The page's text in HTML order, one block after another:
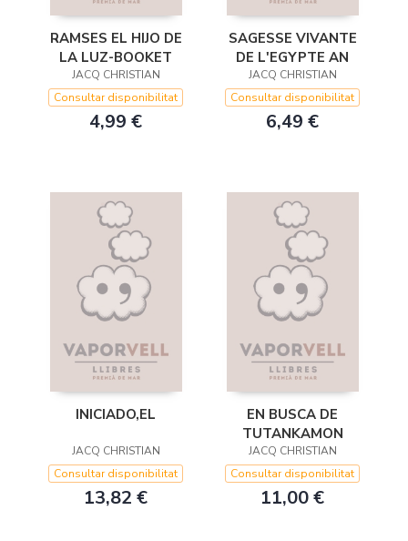
RAMSES EL HIJO DE
LA LUZ-BOOKET
JACQ CHRISTIAN
Consultar disponibilitat
4,99 €
SAGESSE VIVANTE
DE L'EGYPTE AN
JACQ CHRISTIAN
Consultar disponibilitat
6,49 €
INICIADO,EL
JACQ CHRISTIAN
Consultar disponibilitat
13,82 €
EN BUSCA DE
TUTANKAMON
JACQ CHRISTIAN
Consultar disponibilitat
11,00 €